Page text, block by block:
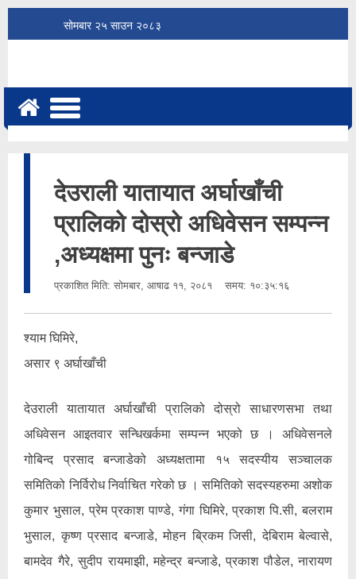
सोमबार २५ साउन २०८३
देउराली यातायात अर्घाखाँची
प्रालिको दोस्रो अधिवेसन सम्पन्न
,अध्यक्षमा पुनः बन्जाडे
प्रकाशित मिति: सोमबार, आषाढ ११, २०८१ समय: १०:३५:१६
श्याम घिमिरे,
असार ९ अर्घाखाँची
देउराली यातायात अर्घाखाँची प्रालिको दोस्रो साधारणसभा तथा
अधिवेसन आइतवार सन्धिखर्कमा सम्पन्न भएको छ । अधिवेसनले
गोबिन्द प्रसाद बन्जाडेको अध्यक्षतामा १५ सदस्यीय सञ्चालक
समितिको निर्विरोध निर्वाचित गरेको छ । समितिको सदस्यहरुमा अशोक
कुमार भुसाल, प्रेम प्रकाश पाण्डे, गंगा घिमिरे, प्रकाश पि.सी, बलराम
भुसाल, कृष्ण प्रसाद बन्जाडे, मोहन ब्रिकम जिसी, देबिराम बेल्वासे,
बामदेव गैरे, सुदीप रायमाझी, महेन्द्र बन्जाडे, प्रकाश पौडेल, नारायण